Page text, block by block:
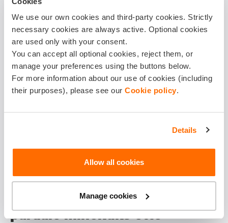
We use our own cookies and third-party cookies. Strictly
necessary cookies are always active. Optional cookies
are used only with your consent.
You can accept all optional cookies, reject them, or
manage your preferences using the buttons below.
For more information about our use of cookies (including
their purposes), please see our Cookie policy.
Details
Allow all cookies
Manage cookies
täielikult keelatud olla.
Keelatud esemed võivad sihtriigiti ja
lennufirmade vahel erineda
Praktiline soovitus on enne reisi alati üle vaadata nii
lennufirma kui ka sihtriigi nõuded. Nii väldid olukorda, kus
Kui julgestuskontrollis antakse sulle teada, et teatud
esemeid sinu pagasist lennule kaasa võtta ei tohi, siis
hävitamisele viib. Tallinna lennujaamas on olemas ka
hoiukapid, kuhu saad sellised esemed jätta.
Kuidas käsipagas lennuki
pardale minekuks ette